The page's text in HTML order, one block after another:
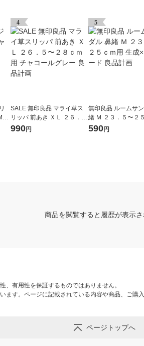
4
SALE 無印良品 マライ草ス
リッパ 前あき ＸＬ ２６．
５〜２８ｃｍ用 チャコール
990円
5
無印良品 ルームサ
緒 Ｍ ２３．５〜２
生成×マスタード 良
590円
商品を閲覧すると履歴が表示
有用性を保証するものではありません。
す。ページに記載されている内容や商品、ご購
ページトップへ